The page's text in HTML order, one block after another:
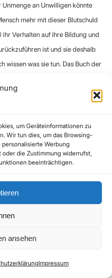
um Geräteinformationen zu
Wir tun dies, um das Browsing-
Werbung
die Zustimmung widerrufst,
beeinträchtigen.
ansehen
Impressum
Unmenge an Unwilligen könnte
mehr mit dieser Blutschuld
ihr Verhalten auf ihre Bildung und
ist und sie deshalb
wissen was sie tun. Das Buch der
der Wahrheit.
um 23:32